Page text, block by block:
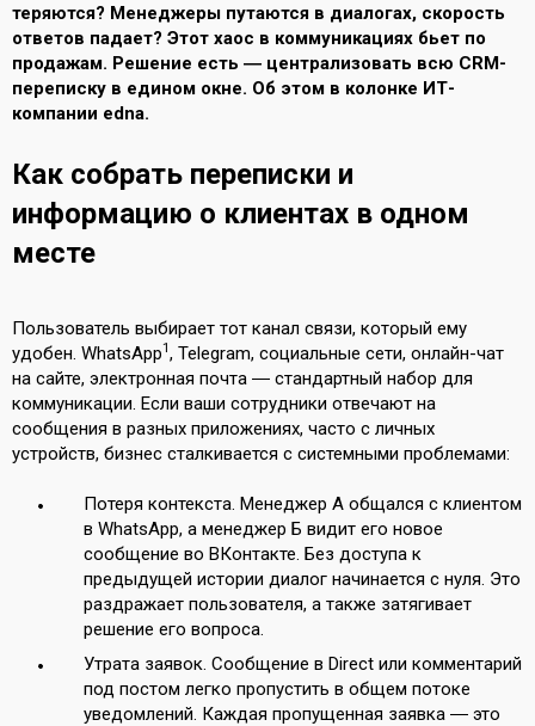
теряются? Менеджеры путаются в диалогах, скорость
ответов падает? Этот хаос в коммуникациях бьет по
продажам. Решение есть ― централизовать всю CRM-
переписку в едином окне. Об этом в колонке ИТ-
компании edna.
Как собрать переписки и
информацию о клиентах в одном
месте
Пользователь выбирает тот канал связи, который ему
удобен. WhatsApp1, Telegram, социальные сети, онлайн-чат
на сайте, электронная почта ― стандартный набор для
коммуникации. Если ваши сотрудники отвечают на
сообщения в разных приложениях, часто с личных
устройств, бизнес сталкивается с системными проблемами:
Потеря контекста. Менеджер А общался с клиентом
в WhatsApp, а менеджер Б видит его новое
сообщение во ВКонтакте. Без доступа к
предыдущей истории диалог начинается с нуля. Это
раздражает пользователя, а также затягивает
решение его вопроса.
Утрата заявок. Сообщение в Direct или комментарий
под постом легко пропустить в общем потоке
уведомлений. Каждая пропущенная заявка ― это